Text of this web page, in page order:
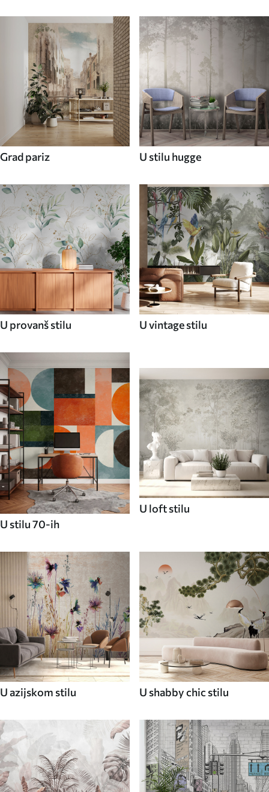
Grad pariz U stilu hugge
U provanš stilu U vintage stilu
U stilu 70-ih
U loft stilu
U azijskom stilu U shabby chic stilu